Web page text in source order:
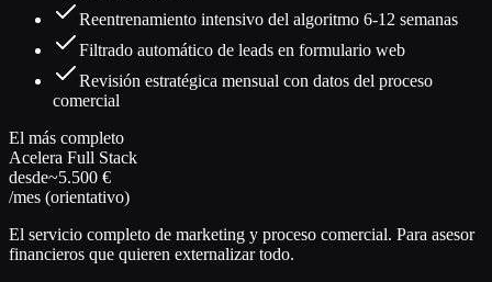
Reentrenamiento intensivo del algoritmo 6-12 semanas
Filtrado automático de leads en formulario web
Revisión estratégica mensual con datos del proceso
comercial
El más completo
Acelera Full Stack
desde~5.500 €
/mes (orientativo)
El servicio completo de marketing y proceso comercial. Para asesor
financieros que quieren externalizar todo.